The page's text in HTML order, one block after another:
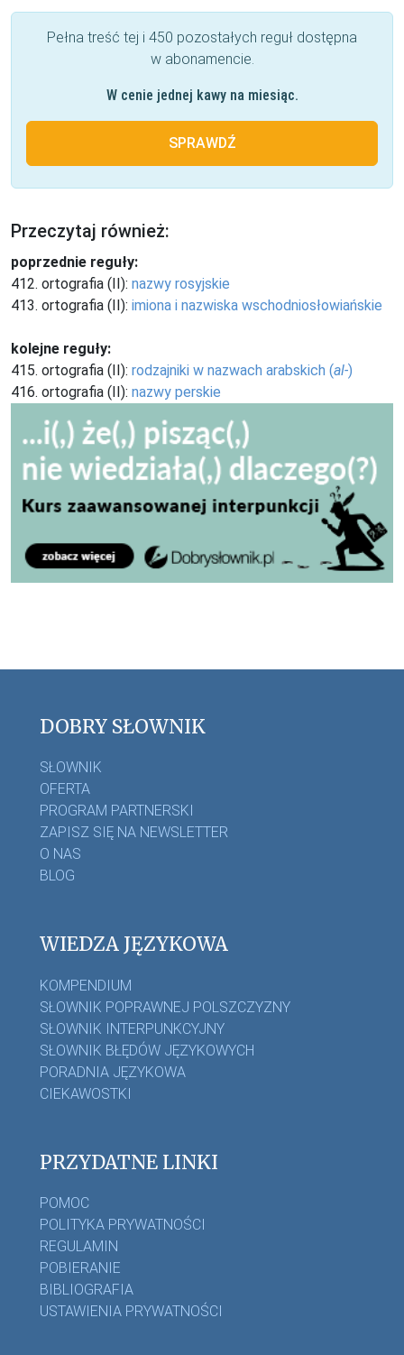
Pełna treść tej i 450 pozostałych reguł dostępna
w abonamencie.
W cenie jednej kawy na miesiąc.
SPRAWDŹ
Przeczytaj również:
poprzednie reguły:
412. ortografia (II): nazwy rosyjskie
413. ortografia (II): imiona i nazwiska wschodniosłowiańskie
kolejne reguły:
415. ortografia (II): rodzajniki w nazwach arabskich (al-)
416. ortografia (II): nazwy perskie
DOBRY SŁOWNIK
SŁOWNIK
OFERTA
PROGRAM PARTNERSKI
ZAPISZ SIĘ NA NEWSLETTER
O NAS
BLOG
WIEDZA JĘZYKOWA
KOMPENDIUM
SŁOWNIK POPRAWNEJ POLSZCZYZNY
SŁOWNIK INTERPUNKCYJNY
SŁOWNIK BŁĘDÓW JĘZYKOWYCH
PORADNIA JĘZYKOWA
CIEKAWOSTKI
PRZYDATNE LINKI
POMOC
POLITYKA PRYWATNOŚCI
REGULAMIN
POBIERANIE
BIBLIOGRAFIA
USTAWIENIA PRYWATNOŚCI